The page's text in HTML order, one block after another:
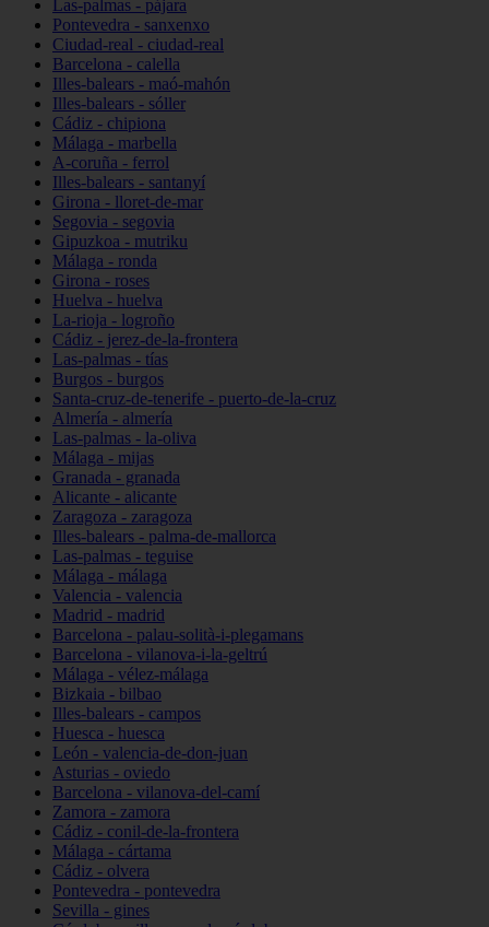
Las-palmas - pájara
Pontevedra - sanxenxo
Ciudad-real - ciudad-real
Barcelona - calella
Illes-balears - maó-mahón
Illes-balears - sóller
Cádiz - chipiona
Málaga - marbella
A-coruña - ferrol
Illes-balears - santanyí
Girona - lloret-de-mar
Segovia - segovia
Gipuzkoa - mutriku
Málaga - ronda
Girona - roses
Huelva - huelva
La-rioja - logroño
Cádiz - jerez-de-la-frontera
Las-palmas - tías
Burgos - burgos
Santa-cruz-de-tenerife - puerto-de-la-cruz
Almería - almería
Las-palmas - la-oliva
Málaga - mijas
Granada - granada
Alicante - alicante
Zaragoza - zaragoza
Illes-balears - palma-de-mallorca
Las-palmas - teguise
Málaga - málaga
Valencia - valencia
Madrid - madrid
Barcelona - palau-solità-i-plegamans
Barcelona - vilanova-i-la-geltrú
Málaga - vélez-málaga
Bizkaia - bilbao
Illes-balears - campos
Huesca - huesca
León - valencia-de-don-juan
Asturias - oviedo
Barcelona - vilanova-del-camí
Zamora - zamora
Cádiz - conil-de-la-frontera
Málaga - cártama
Cádiz - olvera
Pontevedra - pontevedra
Sevilla - gines